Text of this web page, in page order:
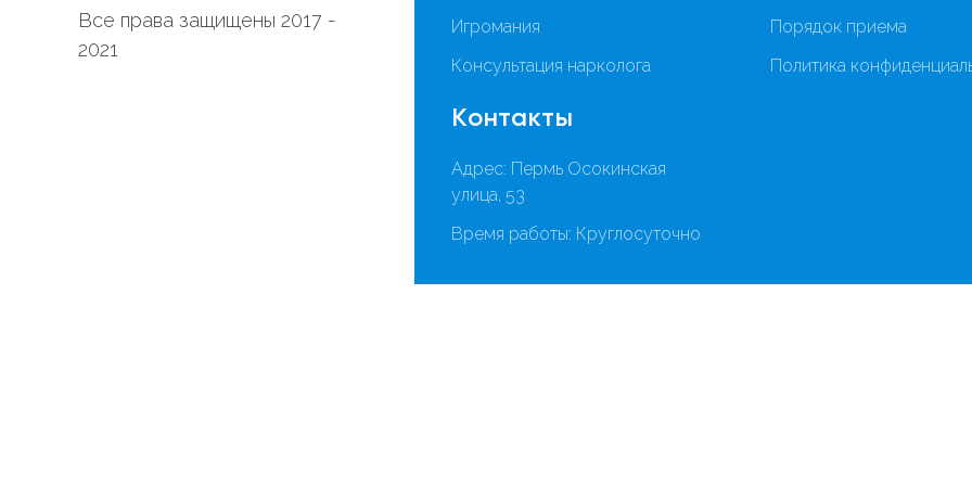
Все права защищены 2017 -
2021
Игромания
Консультация нарколога
Порядок приема
Политика
Контакты
Адрес: Пермь Осокинская
улица, 53
Время работы: Круглосуточно